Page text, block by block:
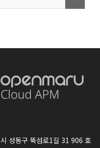
성동구 뚝섬로1길 31 906 호